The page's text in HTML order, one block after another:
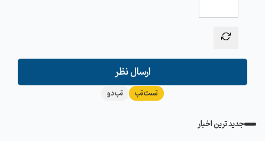
ارسال نظر
تست تب تب دو
جدید ترین اخبار